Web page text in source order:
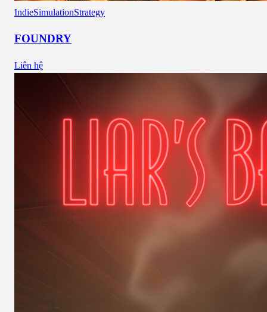
IndieSimulationStrategy
FOUNDRY
Liên hệ